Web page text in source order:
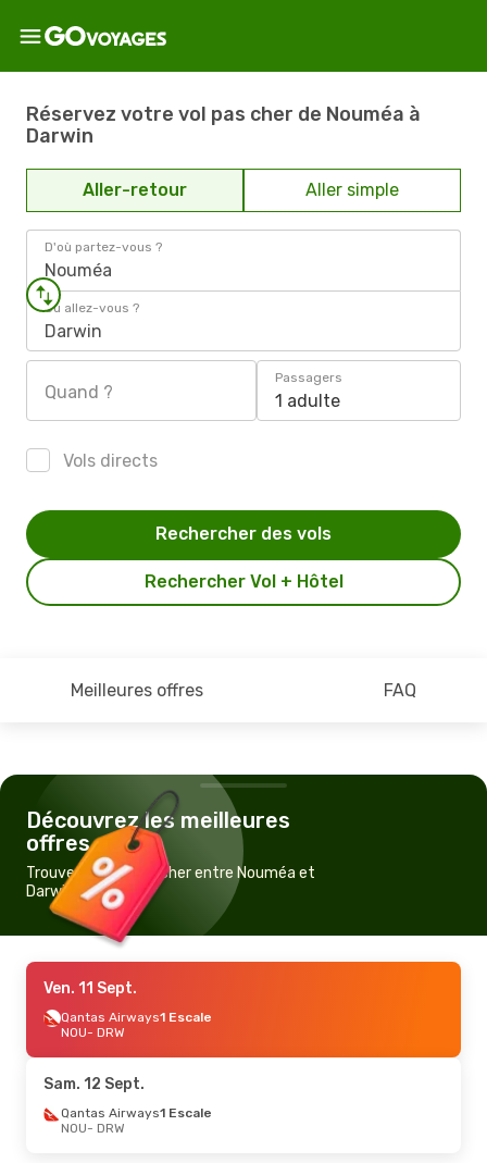
Réservez votre vol pas cher de Nouméa à
Darwin
Aller-retour Aller simple
D'où partez-vous ?
Nouméa
Où allez-vous ?
Darwin
Quand ?
Passagers
1 adulte
Vols directs
Rechercher Vol + Hôtel
Rechercher des vols
Meilleures offres FAQ
Découvrez les meilleures
offres
Trouvez un vol pas cher entre Nouméa et
Darwin
Ven. 11 Sept.
Qantas Airways1 Escale
NOU- DRW
Sam. 12 Sept.
Qantas Airways1 Escale
NOU- DRW